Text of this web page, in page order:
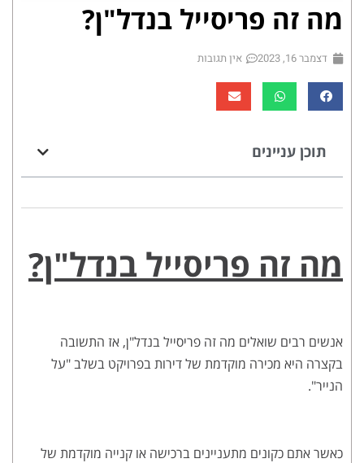
מה זה פריסייל בנדל"ן?
דצמבר 16, 2023 אין תגובות
תוכן עניינים
מה זה פריסייל בנדל"ן?
אנשים רבים שואלים מה זה פריסייל בנדל"ן, אז התשובה
בקצרה היא מכירה מוקדמת של דירות בפרויקט בשלב "על
הנייר".
כאשר אתם כקונים מתעניינים ברכישה או קנייה מוקדמת של